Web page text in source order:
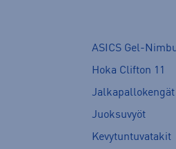
ASICS Gel-
Hoka Clifton 11
Jalkapallokengät
Juoksuvyöt
Kevytuntuvatakit